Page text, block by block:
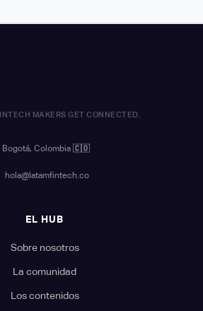
MAKERS GET CONNECTED.
Bogotá, Colombia 🇨🇴
hola@latamfintech.co
EL HUB
Sobre nosotros
La comunidad
Los contenidos